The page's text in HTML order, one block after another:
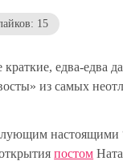
15
едва-едва
из самых
постом